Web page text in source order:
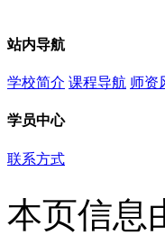
站内导航
学校简介 课程导航 师资
学员中心
联系方式
本页信息